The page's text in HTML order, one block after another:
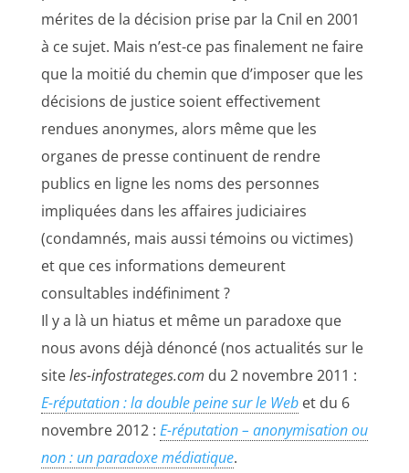
mérites de la décision prise par la Cnil en 2001
à ce sujet. Mais n’est-ce pas finalement ne faire
que la moitié du chemin que d’imposer que les
décisions de justice soient effectivement
rendues anonymes, alors même que les
organes de presse continuent de rendre
publics en ligne les noms des personnes
impliquées dans les affaires judiciaires
(condamnés, mais aussi témoins ou victimes)
et que ces informations demeurent
consultables indéfiniment ?
Il y a là un hiatus et même un paradoxe que
nous avons déjà dénoncé (nos actualités sur le
siteles-infostrateges.com du 2 novembre 2011 :
E-réputation : la double peine sur le Webet du 6
novembre 2012 : E-réputation – anonymisation ou
non : un paradoxe médiatique.